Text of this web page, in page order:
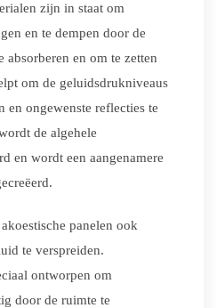
zijn in staat om
en te dempen door de
absorberen en om te zetten
om de geluidsdrukniveaus
en ongewenste reflecties te
de algehele
en wordt een aangenamere
panelen ook
te verspreiden.
ontworpen om
door de ruimte te